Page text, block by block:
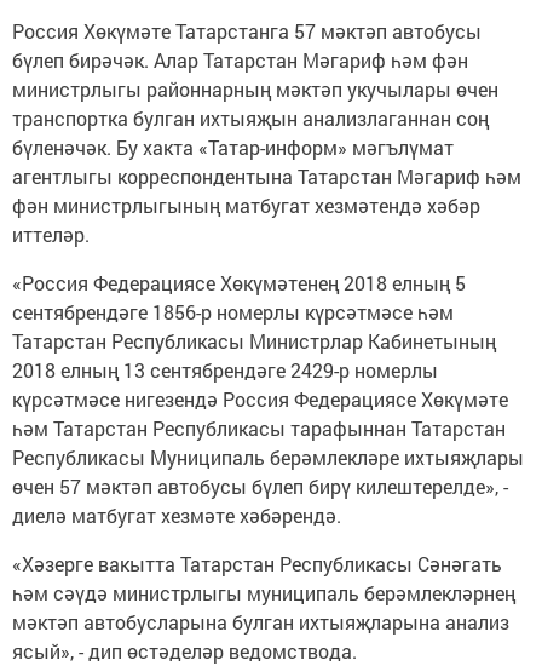
Россия Хөкүмәте Татарстанга 57 мәктәп автобусы
бүлеп бирәчәк. Алар Татарстан Мәгариф һәм фән
министрлыгы районнарның мәктәп укучылары өчен
транспортка булган ихтыяҗын анализлаганнан соң
бүленәчәк. Бу хакта «Татар-информ» мәгълүмат
агентлыгы корреспондентына Татарстан Мәгариф һәм
фән министрлыгының матбугат хезмәтендә хәбәр
иттеләр.
«Россия Федерациясе Хөкүмәтенең 2018 елның 5
сентябрендәге 1856-р номерлы күрсәтмәсе һәм
Татарстан Республикасы Министрлар Кабинетының
2018 елның 13 сентябрендәге 2429-р номерлы
күрсәтмәсе нигезендә Россия Федерациясе Хөкүмәте
һәм Татарстан Республикасы тарафыннан Татарстан
Республикасы Муниципаль берәмлекләре ихтыяҗлары
өчен 57 мәктәп автобусы бүлеп бирү килештерелде», -
диелә матбугат хезмәте хәбәрендә.
«Хәзерге вакытта Татарстан Республикасы Сәнәгать
һәм сәүдә министрлыгы муниципаль берәмлекләрнең
мәктәп автобусларына булган ихтыяҗларына анализ
ясый», - дип өстәделәр ведомствода.